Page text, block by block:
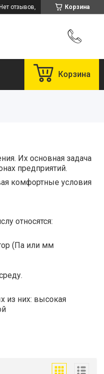
Корзина
Нет отзывов,
Корзина
Их основная задача
предприятий.
комфортные условия
относятся:
(Па или мм
из них: высокая